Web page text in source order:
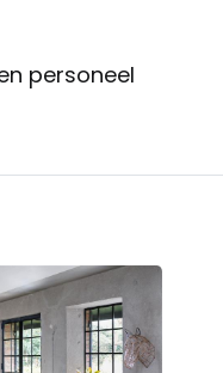
personeel